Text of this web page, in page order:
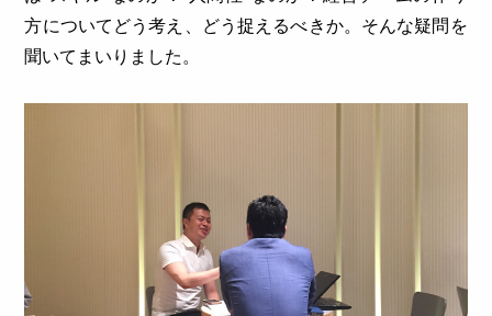
方についてどう考え、どう捉えるべきか。そんな疑問を
聞いてまいりました。